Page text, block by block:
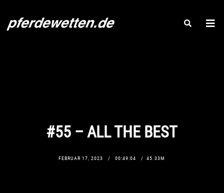
#55 – ALL THE BEST
FEBRUAR 17, 2023 00:49:04 45.33M